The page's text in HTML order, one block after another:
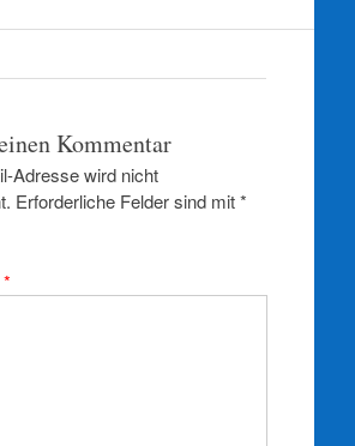
Kommentar
Adresse wird nicht
Erforderliche Felder sind mit*
*